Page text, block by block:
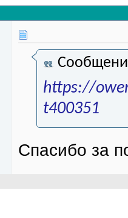
https://
t400351
Спасибо за